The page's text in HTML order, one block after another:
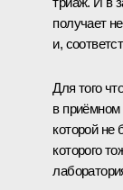
получает
и,
Для того
в приёмном
которой не
которого